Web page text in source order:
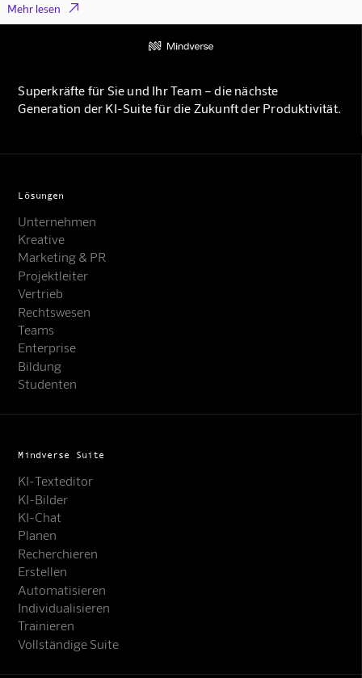
Mehr lesen 
Superkräfte für Sie und Ihr Team – die nächste
Generation der KI-Suite für die Zukunft der Produktivität.
Lösungen
Unternehmen
Kreative
Marketing & PR
Projektleiter
Vertrieb
Rechtswesen
Teams
Enterprise
Bildung
Studenten
Mindverse Suite
KI-Texteditor
KI-Bilder
KI-Chat
Planen
Recherchieren
Erstellen
Automatisieren
Individualisieren
Trainieren
Vollständige Suite